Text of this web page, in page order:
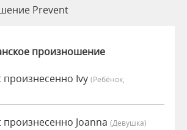
Prevent
произношение
произнесенно Ivy (Ребёнок,
произнесенно Joanna (девушка)